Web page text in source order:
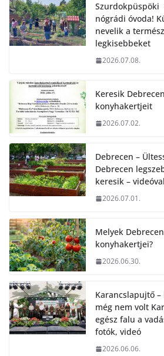
Szurdokpüspöki
nógrádi óvoda!
nevelik a
legkisebbeket
2026.07.08.
Keresik
konyhakertjeit
2026.07.02.
Debrecen –
Debrecen
keresik – videóval
2026.07.01.
Melyek
konyhakertjei?
2026.06.30.
Karancslapujtő
még nem volt
egész falu a
fotók, videó
2026.06.06.